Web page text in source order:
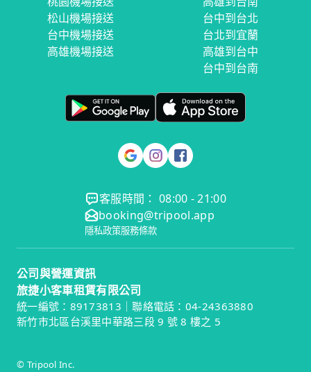
松山機場接送
台中機場接送
高雄機場接送
台中到台北
台北到宜蘭
高雄到台中
台中到台南
客服時間： 08:00 - 21:00
booking@tripool.app
隱私政策服務條款
公司與營運資訊
旅捷小客車租賃有限公司
統一編號：89173813｜聯絡電話：04-24363880
新竹市北區台溪里中華路三段 9 號 8 樓之 5
© Tripool Inc.